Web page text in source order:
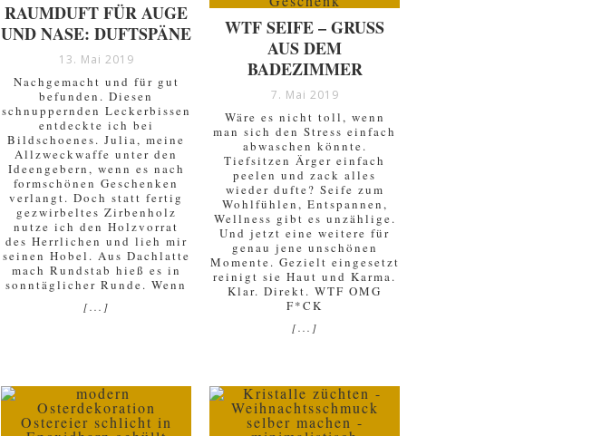
RAUMDUFT FÜR AUGE
UND NASE: DUFTSPÄNE
13. Mai 2019
Nachgemacht und für gut
befunden. Diesen
schnuppernden Leckerbissen
entdeckte ich bei
Bildschoenes. Julia, meine
Allzweckwaffe unter den
Ideengebern, wenn es nach
formschönen Geschenken
verlangt. Doch statt fertig
gezwirbeltes Zirbenholz
nutze ich den Holzvorrat
des Herrlichen und lieh mir
seinen Hobel. Aus Dachlatte
mach Rundstab hieß es in
sonntäglicher Runde. Wenn
[...]
WTF SEIFE – GRUSS A
US DEM B
ADEZIMMER
7. Mai 2019
Wäre es nicht toll, wenn
man sich den Stress einfach
abwaschen könnte.
Tiefsitzen Ärger einfach
peelen und zack alles
wieder dufte? Seife zum
Wohlfühlen, Entspannen,
Wellness gibt es unzählige.
Und jetzt eine weitere für
genau jene unschönen
Momente. Gezielt eingesetzt
reinigt sie Haut und Karma.
Klar. Direkt. WTF OMG
F*CK
[...]